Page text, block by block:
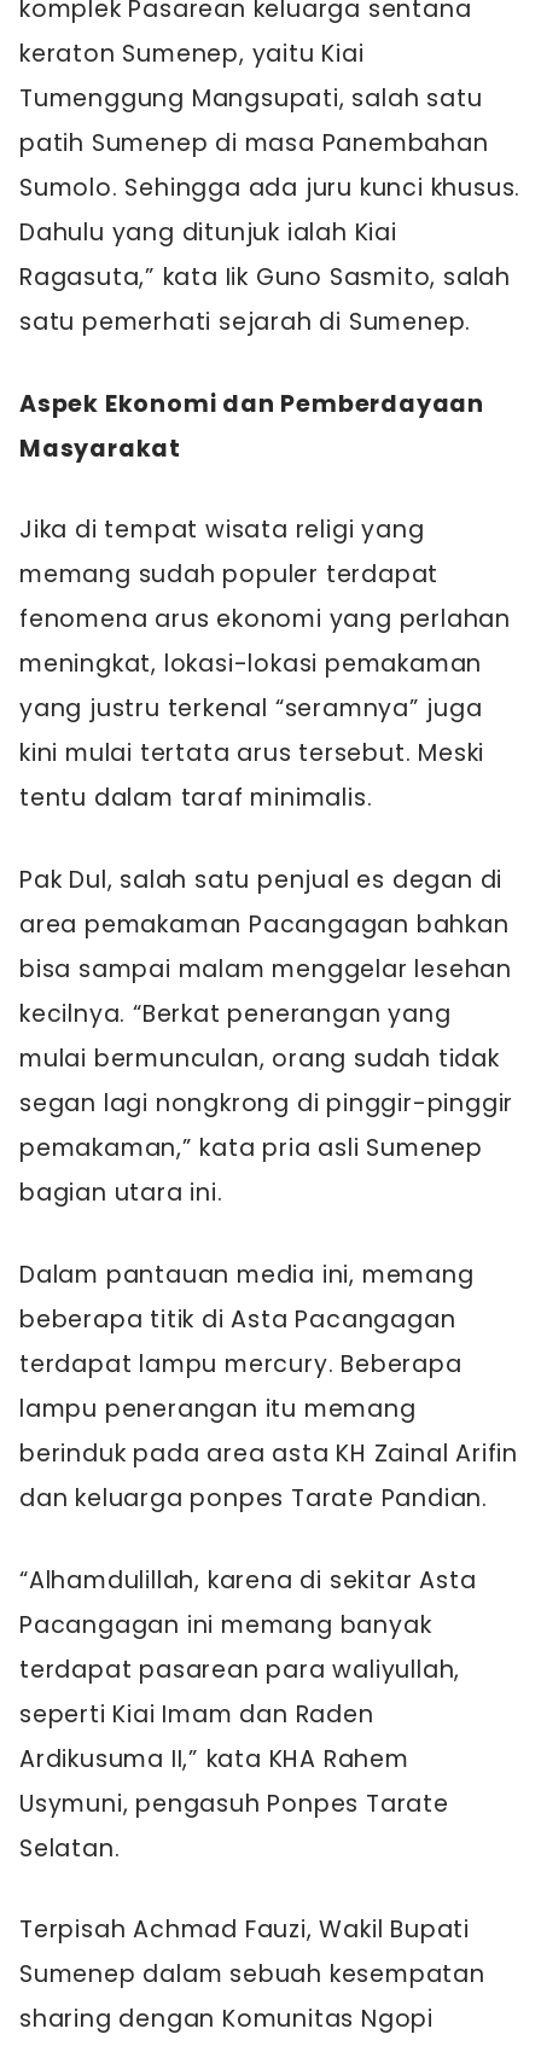
komplek Pasarean keluarga sentana
keraton Sumenep, yaitu Kiai
Tumenggung Mangsupati, salah satu
patih Sumenep di masa Panembahan
Sumolo. Sehingga ada juru kunci khusus.
Dahulu yang ditunjuk ialah Kiai
Ragasuta,” kata Iik Guno Sasmito, salah
satu pemerhati sejarah di Sumenep.
Aspek Ekonomi dan Pemberdayaan
Masyarakat
Jika di tempat wisata religi yang
memang sudah populer terdapat
fenomena arus ekonomi yang perlahan
meningkat, lokasi-lokasi pemakaman
yang justru terkenal “seramnya” juga
kini mulai tertata arus tersebut. Meski
tentu dalam taraf minimalis.
Pak Dul, salah satu penjual es degan di
area pemakaman Pacangagan bahkan
bisa sampai malam menggelar lesehan
kecilnya. “Berkat penerangan yang
mulai bermunculan, orang sudah tidak
segan lagi nongkrong di pinggir-pinggir
pemakaman,” kata pria asli Sumenep
bagian utara ini.
Dalam pantauan media ini, memang
beberapa titik di Asta Pacangagan
terdapat lampu mercury. Beberapa
lampu penerangan itu memang
berinduk pada area asta KH Zainal Arifin
dan keluarga ponpes Tarate Pandian.
“Alhamdulillah, karena di sekitar Asta
Pacangagan ini memang banyak
terdapat pasarean para waliyullah,
seperti Kiai Imam dan Raden
Ardikusuma II,” kata KHA Rahem
Usymuni, pengasuh Ponpes Tarate
Selatan.
Terpisah Achmad Fauzi, Wakil Bupati
Sumenep dalam sebuah kesempatan
sharing dengan Komunitas Ngopi